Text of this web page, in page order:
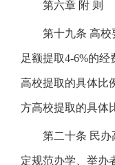
第六章 附 则
第十九条 高校
足额提取4-6%的
高校提取的具体比
方高校提取的具体
第二十条 民
定规范办学、举办